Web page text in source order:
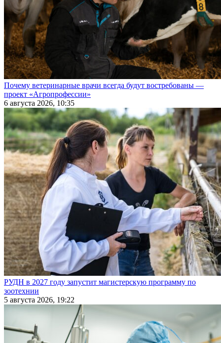
Почему ветеринарные врачи всегда будут востребованы —
проект «Агропрофессии»
6 августа 2026, 10:35
РУДН в 2027 году запустит магистерскую программу по
зоотехнии
5 августа 2026, 19:22